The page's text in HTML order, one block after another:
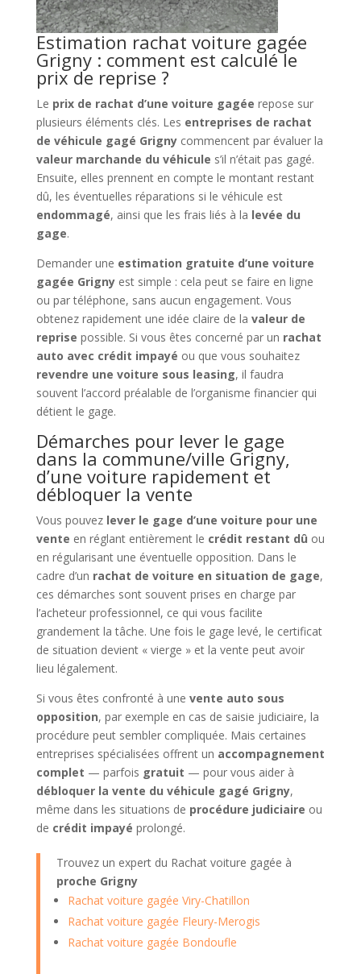
Estimation rachat voiture gagée
Grigny : comment est calculé le
prix de reprise ?
Le prix de rachat d’une voiture gagée repose sur
plusieurs éléments clés. Les entreprises de rachat
de véhicule gagé Grignycommencent par évaluer la
valeur marchande du véhicule s’il n’était pas gagé.
Ensuite, elles prennent en compte le montant restant
dû, les éventuelles réparations si le véhicule est
endommagé, ainsi que les frais liés à la levée du
gage.
Demander une estimation gratuite d’une voiture
gagée Grignyest simple : cela peut se faire en ligne
ou par téléphone, sans aucun engagement. Vous
obtenez rapidement une idée claire de la valeur de
reprise possible. Si vous êtes concerné par un rachat
auto avec crédit impayé ou que vous souhaitez
revendre une voiture sous leasing, il faudra
souvent l’accord préalable de l’organisme financier qui
détient le gage.
Démarches pour lever le gage
dans la commune/ville Grigny,
d’une voiture rapidement et
débloquer la vente
Vous pouvez lever le gage d’une voiture pour une
vente en réglant entièrement le crédit restant dû ou
en régularisant une éventuelle opposition. Dans le
cadre d’un rachat de voiture en situation de gage,
ces démarches sont souvent prises en charge par
l’acheteur professionnel, ce qui vous facilite
grandement la tâche. Une fois le gage levé, le certificat
de situation devient « vierge » et la vente peut avoir
lieu légalement.
Si vous êtes confronté à une vente auto sous
opposition, par exemple en cas de saisie judiciaire, la
procédure peut sembler compliquée. Mais certaines
entreprises spécialisées offrent un accompagnement
complet — parfois gratuit — pour vous aider à
débloquer la vente du véhicule gagé Grigny,
même dans les situations de procédure judiciaire ou
de crédit impayé prolongé.
Trouvez un expert du Rachat voiture gagée à
proche Grigny
Rachat voiture gagée Viry-Chatillon
Rachat voiture gagée Fleury-Merogis
Rachat voiture gagée Bondoufle